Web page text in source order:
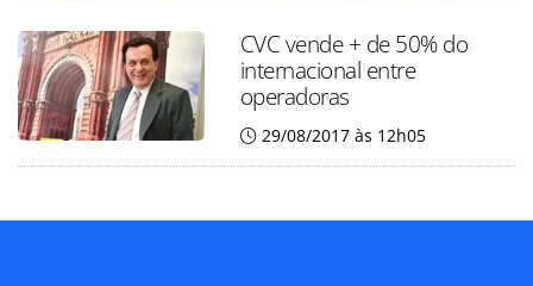
CVC vende + de 50% do
internacional entre
operadoras
29/08/2017 às 12h05